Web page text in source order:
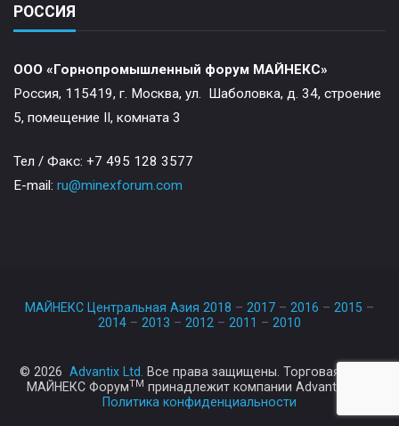
РОССИЯ
ООО «Горнопромышленный форум МАЙНЕКС»
Россия, 115419, г. Москва, ул. Шаболовка, д. 34, строение
5, помещение II, комната 3
Тел / Факс: +7 495 128 3577
E-mail: ru@minexforum.com
МАЙНЕКС Центральная Азия 2018 – 2017 – 2016 – 2015 –
2014 – 2013 – 2012 – 2011 – 2010
© 2026 Advantix Ltd.
Все права защищены. Торговая марка
МАЙНЕКС ФорумTM принадлежит компании Advantix Ltd.
Политика конфиденциальности